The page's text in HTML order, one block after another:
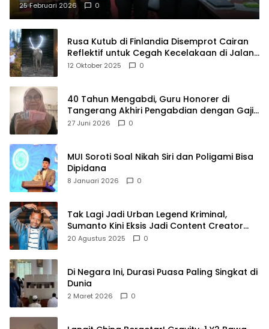
25 Februari 2026 0
Rusa Kutub di Finlandia Disemprot Cairan
Reflektif untuk Cegah Kecelakaan di Jalan
Raya
12 Oktober 2025 0
40 Tahun Mengabdi, Guru Honorer di
Tangerang Akhiri Pengabdian dengan Gaji
Rp414 Ribu
27 Juni 2026 0
MUI Soroti Soal Nikah Siri dan Poligami Bisa
Dipidana
8 Januari 2026 0
Tak Lagi Jadi Urban Legend Kriminal,
Sumanto Kini Eksis Jadi Content Creator
Mukbang
20 Agustus 2025 0
Di Negara Ini, Durasi Puasa Paling Singkat di
Dunia
2 Maret 2026 0